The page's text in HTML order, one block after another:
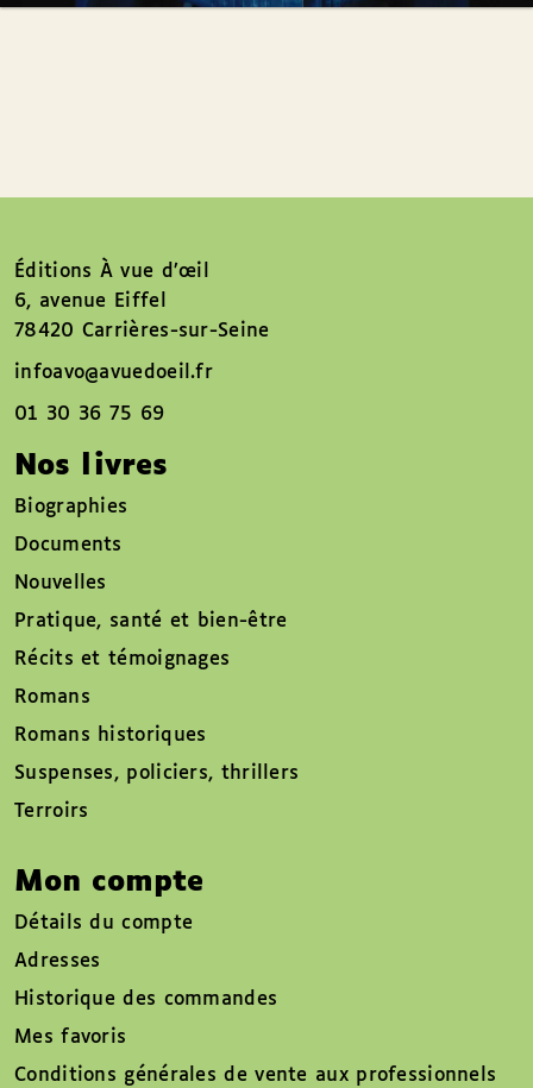
Éditions À vue d’œil
6, avenue Eiffel
78420 Carrières-sur-Seine
infoavo@avuedoeil.fr
01 30 36 75 69
Nos livres
Biographies
Documents
Nouvelles
Pratique, santé et bien-être
Récits et témoignages
Romans
Romans historiques
Suspenses, policiers, thrillers
Terroirs
Mon compte
Détails du compte
Adresses
Historique des commandes
Mes favoris
Conditions générales de vente aux professionnels